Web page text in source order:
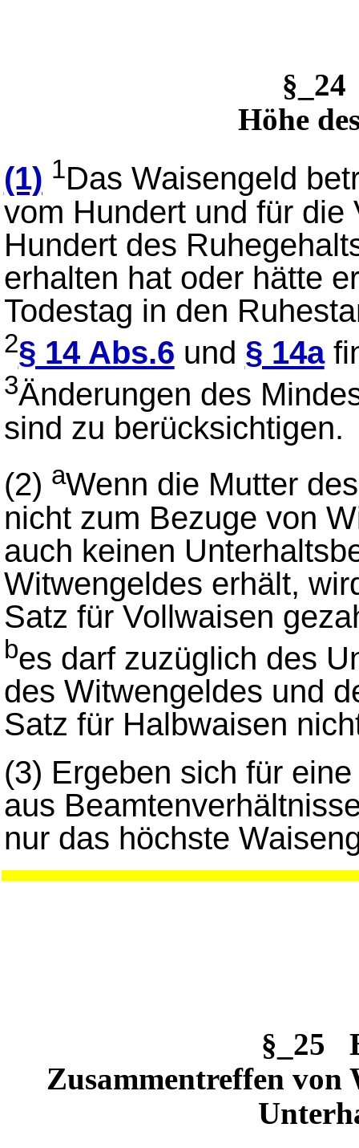
Höhe
(1) 1Das Waisengeld
vom Hundert und für
Hundert des
erhalten hat oder hätte
Todestag in den
2§ 14 Abs.6 und § 14a
3Änderungen des
sind zu berücksichtigen.
(2) aWenn die Mutter
nicht zum Bezuge von
auch keinen
Witwengeldes erhält,
Satz für Vollwaisen
bes darf zuzüglich des
des Witwengeldes und
Satz für Halbwaisen
(3) Ergeben sich für
aus
nur das höchste
§_25
Zusammentreffen von